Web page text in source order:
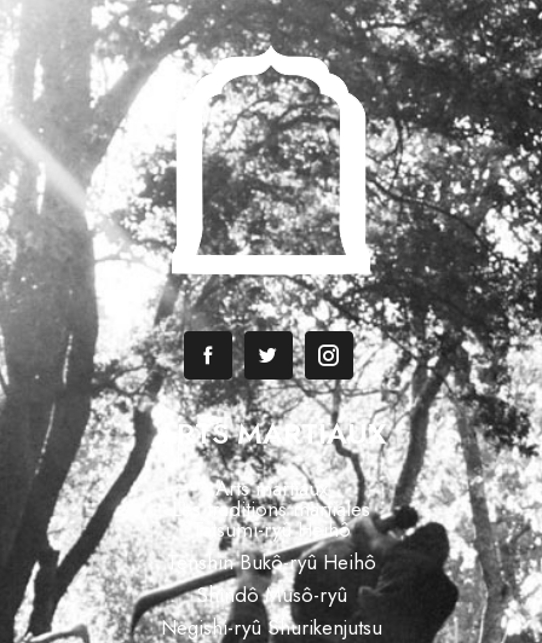
ARTS MARTIAUX
Arts martiaux
Les traditions martiales
Tatsumi-ryû Heihô
Tenshin Bukô-ryû Heihô
Shindô Musô-ryû
Negishi-ryû Shurikenjutsu